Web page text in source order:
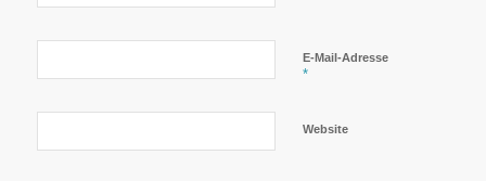
E-Mail-Adresse
*
Website